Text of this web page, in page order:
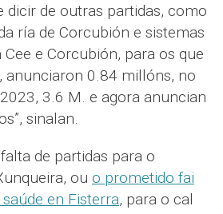
dicir de outras partidas, como
ría de Corcubión e sistemas
e Corcubión, para os que
anunciaron 0.84 millóns, no
3.6 M. e agora anuncian
sinalan.
de partidas para o
ou o prometido fai
en Fisterra, para o cal